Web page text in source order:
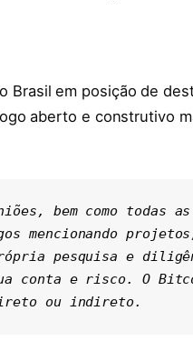
Brasil em posição de
aberto e construtivo
bem como todas
mencionando
pesquisa e
conta e risco. O
ou indireto.